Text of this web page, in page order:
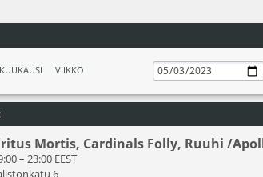
KUUKAUSI VIIKKO
Mortis, Cardinals Folly, Ruuhi /
– 23:00 EEST
6